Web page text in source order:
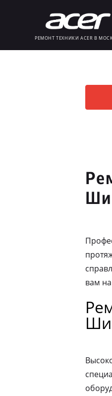
РЕМОНТ ТЕХНИКИ ACER В
вам